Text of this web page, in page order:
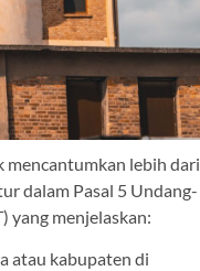
mencantumkan lebih dari
dalam Pasal 5 Undang-
yang menjelaskan:
atau kabupaten di